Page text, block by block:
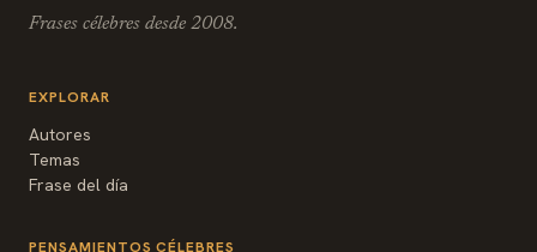
Frases célebres desde 2008.
EXPLORAR
Autores
Temas
Frase del día
PENSAMIENTOS CÉLEBRES